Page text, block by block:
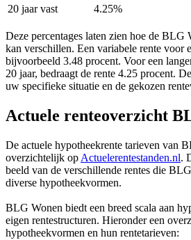
20 jaar vast
4.25%
Deze percentages laten zien hoe de BLG
kan verschillen. Een variabele rente voor
bijvoorbeeld 3.48 procent. Voor een
20 jaar, bedraagt de rente 4.25 procent.
uw specifieke situatie en de gekozen
Actuele renteoverzicht
De actuele hypotheekrente tarieven van
overzichtelijk op Actuelerentestanden.nl.
beeld van de verschillende rentes die
diverse hypotheekvormen.
BLG Wonen biedt een breed scala aan
eigen rentestructuren. Hieronder een
hypotheekvormen en hun rentetarieven: